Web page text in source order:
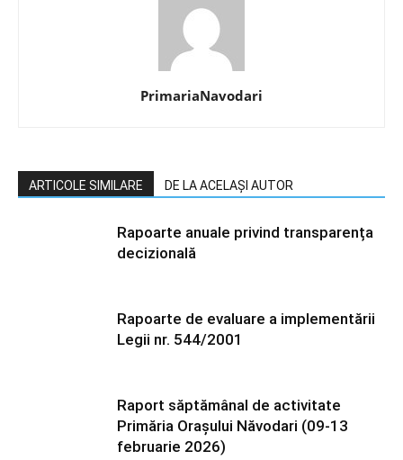
PrimariaNavodari
ARTICOLE SIMILARE DE LA ACELAȘI AUTOR
Rapoarte anuale privind transparența
decizională
Rapoarte de evaluare a implementării
Legii nr. 544/2001
Raport săptămânal de activitate
Primăria Orașului Năvodari (09-13
februarie 2026)